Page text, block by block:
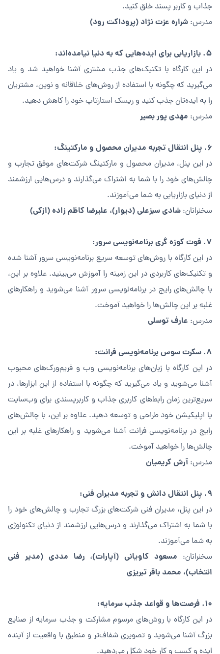
جذاب و کاربر پسند خلق کنید.
مدرس: شراره عزت نژاد (پروداکت رود)
۵. بازاریابی برای ایده‌هایی که به دنیا نیامده‌اند:
در این کارگاه با تکنیک‌های جذب مشتری آشنا خواهید شد و یاد
می‌گیرید که چگونه با استفاده از روش‌های خلاقانه و نوین، مشتریان
را به ایده‌تان جذب کنید و ریسک استارتاپ خود را کاهش دهید.
مدرس: مهدی پور بصیر
۶. پنل انتقال تجربه مدیران محصول و مارکتینگ:
در این پنل، مدیران محصول و مارکتینگ شرکت‌های موفق تجارب و
چالش‌های خود را با شما به اشتراک می‌گذارند و درس‌هایی ارزشمند
از دنیای بازاریابی به شما می‌آموزند.
سخنرانان: شادی سبزعلی (دیوار)، علیرضا کاظم زاده (ازکی)
۷. فوت کوزه گری برنامه‌نویسی سرور:
در این کارگاه با روش‌های توسعه سریع برنامه‌نویسی سرور آشنا شده
و تکنیک‌های کاربردی در این زمینه را آموزش می‌بینید. علاوه بر این،
با چالش‌های رایج در برنامه‌نویسی سرور آشنا می‌شوید و راهکارهای
غلبه بر این چالش‌ها را خواهید آموخت.
مدرس: عارف توسلی
۸. سکرت سوس برنامه‌نویسی فرانت:
در این کارگاه با زبان‌های برنامه‌نویسی وب و فریم‌ورک‌های محبوب
آشنا می‌شوید و یاد می‌گیرید که چگونه با استفاده از این ابزارها، در
سریع‌ترین زمان رابط‌های کاربری جذاب و کاربرپسندی برای وب‌سایت
یا اپلیکیشن خود طراحی و توسعه دهید. علاوه بر این، با چالش‌های
رایج در برنامه‌نویسی فرانت آشنا می‌شوید و راهکارهای غلبه بر این
چالش‌ها را خواهید آموخت.
مدرس: آرش کریمیان
۹. پنل انتقال دانش و تجربه مدیران فنی:
در این پنل، مدیران فنی شرکت‌های بزرگ تجارب و چالش‌های خود را
با شما به اشتراک می‌گذارند و درس‌هایی ارزشمند از دنیای تکنولوژی
به شما می‌آموزند.
سخنرانان: مسعود کاویانی (آپارات)، رضا مددی (مدیر فنی
انتخاب)، محمد باقر تبریزی
۱۰. فرصت‌ها و قواعد جذب سرمایه:
در این کارگاه با روش‌های مرسوم مشارکت و جذب سرمایه از صنایع
بزرگ آشنا می‌شوید و تصویری شفاف‌تر و منطبق با واقعیت از آینده
ایده و کسب و کار خود شکل می‌دهید.